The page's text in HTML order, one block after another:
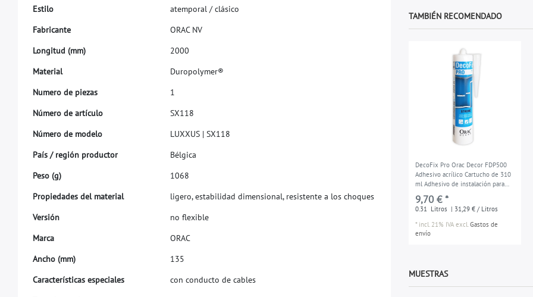
Estilo atemporal / clásico
Fabricante ORAC NV
Longitud (mm) 2000
Material Duropolymer®
Numero de piezas
1
Número de artículo SX118
Número de modelo LUXXUS | SX118
País / región productor Bélgica
Peso (g) 1068
Propiedades del material ligero, estabilidad dimensional, resistente a los choques
Versión no fexible
Marca ORAC
Ancho (mm) 135
Características especiales
con conducto de cables
TAMBIÉN RECOMENDADO
DecoFix Pro Orac Decor FDP500
Adhesivo acrílico Cartucho de 310
ml Adhesivo de instalación para
molduras y paneles
9,70 € *
0.31 Litros | 31,29 € / Litros
* incl. 21% IVA excl.Gastos de
envío
MUESTRAS